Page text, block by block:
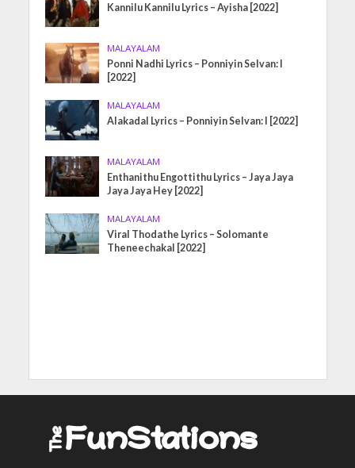
Kannilu Kannilu Lyrics – Ayisha [2022]
MALAYALAM
Ponni Nadhi Lyrics – Ponniyin Selvan: I
[2022]
MALAYALAM
Alakadal Lyrics – Ponniyin Selvan: I [2022]
MALAYALAM
Enthanithu Engottithu Lyrics – Jaya Jaya
Jaya Jaya Hey [2022]
MALAYALAM
Viral Thodathe Lyrics – Solomante
Theneechakal [2022]